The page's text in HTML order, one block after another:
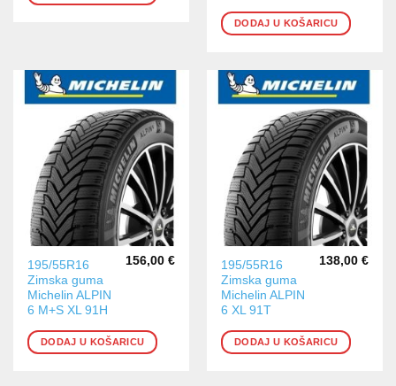
DODAJ U KOŠARICU
195/55R16
Zimska guma
Michelin ALPIN
6 M+S XL 91H
156,00 €
DODAJ U KOŠARICU
195/55R16
Zimska guma
Michelin ALPIN
6 XL 91T
138,00 €
DODAJ U KOŠARICU